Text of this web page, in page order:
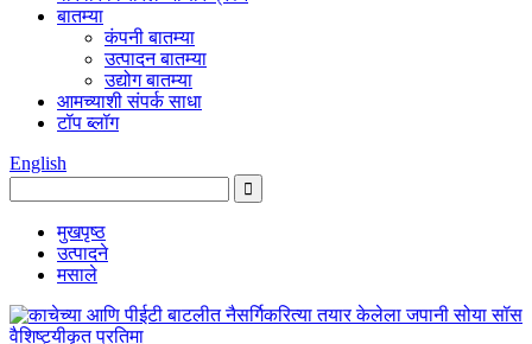
बातम्या
कंपनी बातम्या
उत्पादन बातम्या
उद्योग बातम्या
आमच्याशी संपर्क साधा
टॉप ब्लॉग
English
मुखपृष्ठ
उत्पादने
मसाले